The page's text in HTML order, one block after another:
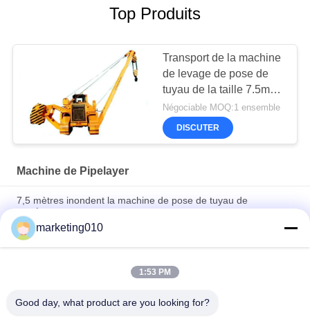
Top Produits
Transport de la machine
de levage de pose de
tuyau de la taille 7.5m
de grue
Négociable MOQ:1 ensemble
DISCUTER
Machine de Pipelayer
7,5 mètres inondent la machine de pose de tuyau de
marécage
Les tropiques de zone glaciale abandonnent la machine diesel
de 257Kw Pipelayer
construction 1850rpm levant la vitesse 10m/machine minimum
marketing010
1:53 PM
Good day, what product are you looking for?